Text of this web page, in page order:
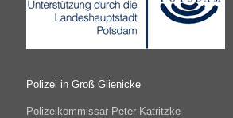
Polizei in Groß Glienicke
Polizeikommissar Peter Katritzke